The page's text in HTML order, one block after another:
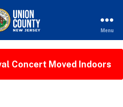
of
New
Jersey
Menu
Concert Moved Indoors